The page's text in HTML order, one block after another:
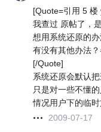
[Quote=引用 5 楼
我查过 原帖了，
想用系统还原的办
有没有其他办法？
[/Quote]
系统还原会默认
只是对一些不懂
情况用户下的临
2009-07-17